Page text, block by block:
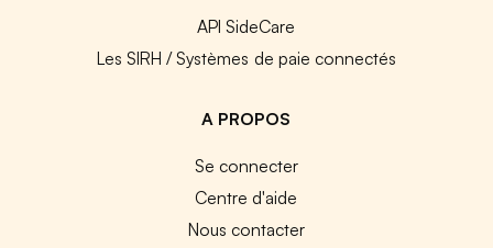
API SideCare
Les SIRH / Systèmes de paie connectés
A PROPOS
Se connecter
Centre d'aide
Nous contacter